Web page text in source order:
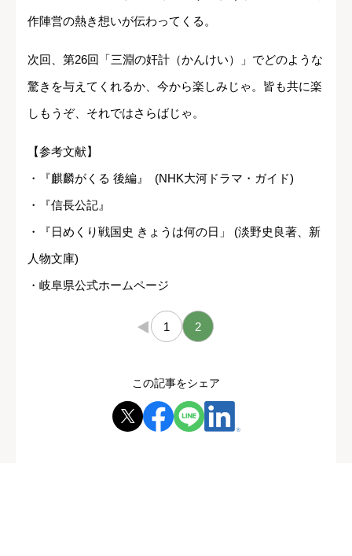
作陣営の熱き想いが伝わってくる。
次回、第26回「三淵の奸計（かんけい）」でどのような
驚きを与えてくれるか、今から楽しみじゃ。皆も共に楽
しもうぞ、それではさらばじゃ。
【参考文献】
・『麒麟がくる 後編』 (NHK大河ドラマ・ガイド)
・『信長公記』
・『日めくり戦国史 きょうは何の日」 (淡野史良著、新
人物文庫)
・岐阜県公式ホームページ
← 1 2
この記事をシェア